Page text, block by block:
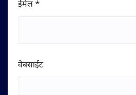
ईमेल *
वेबसाईट